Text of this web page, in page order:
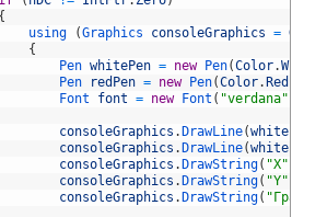
{
using
(Graphics consoleGraphics =
{
Pen whitePen = new Pen(Color.White
Pen
redPen = new Pen(Color. Red
Font font = new Font ( "verdana"
consoleGraphics . DrawLine(whitePen
consoleGraphics . DrawLine(whitePen
consoleGraphics . DrawString( "X"
consoleGraphics . DrawString( "Y"
consoleGraphics . DrawString(